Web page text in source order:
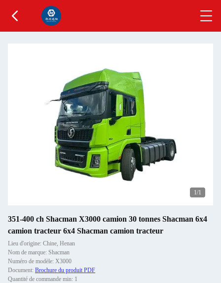
1/1
351-400 ch Shacman X3000 camion 30 tonnes Shacman 6x4
camion tracteur 6x4 Shacman camion tracteur
Lieu d'origine: Chine, Henan
Nom de marque: Shacman
Numéro de modèle: X3000
Document: Brochure du produit PDF
Quantité de commande min: 1